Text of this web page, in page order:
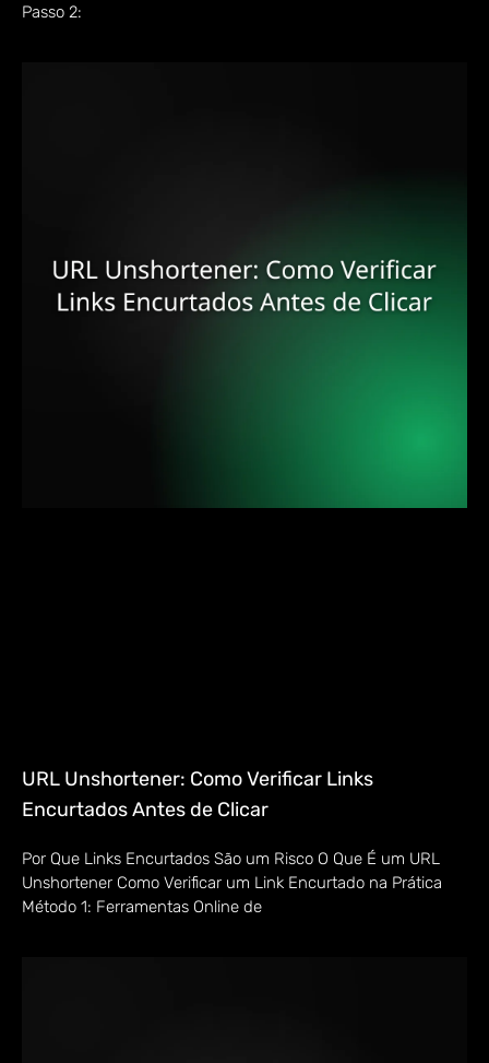
Passo 2:
URL Unshortener: Como Verificar Links
Encurtados Antes de Clicar
Por Que Links Encurtados São um Risco O Que É um URL
Unshortener Como Verificar um Link Encurtado na Prática
Método 1: Ferramentas Online de